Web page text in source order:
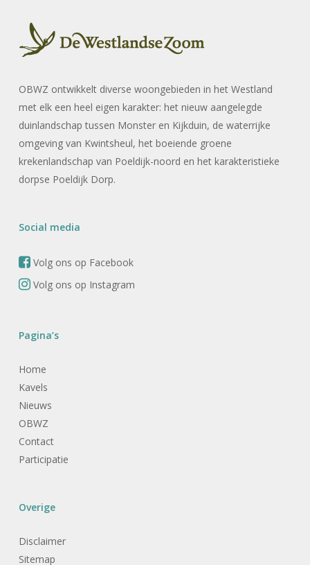
OBWZ ontwikkelt diverse woongebieden in het Westland
met elk een heel eigen karakter: het nieuw aangelegde
duinlandschap tussen Monster en Kijkduin, de waterrijke
omgeving van Kwintsheul, het boeiende groene
krekenlandschap van Poeldijk-noord en het karakteristieke
dorpse Poeldijk Dorp.
Social media
Volg ons op Facebook
Volg ons op Instagram
Pagina’s
Home
Kavels
Nieuws
OBWZ
Contact
Participatie
Overige
Disclaimer
Sitemap